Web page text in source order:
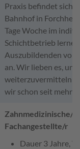
Praxis befindet sich
Bahnhof in
Tage Woche im
Schichtbetrieb
Auszubildenden
an. Wir lieben es,
weiterzuvermitteln
wir schon seit mehr
Zahnmedizinische/r
Fachangestellte/r
Dauer 3 Jahre,